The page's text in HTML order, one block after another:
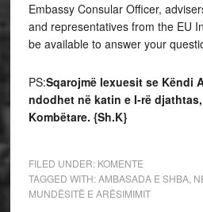
Embassy Consular Officer,
and representatives from the EU
be available to answer your
PS:Sqarojmë lexuesit se Këndi
ndodhet në katin e I-rë
Kombëtare. {Sh.K}
FILED UNDER: KOMENTE
TAGGED WITH:AMBASADA E SHBA,
MUNDËSITË E ARËSIMIMIT